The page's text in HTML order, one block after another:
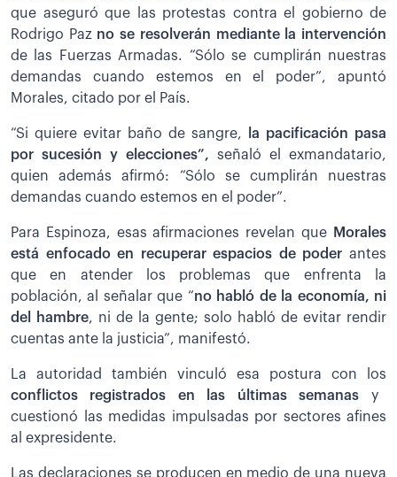
que aseguró que las protestas contra el gobierno de
Rodrigo Paz no se resolverán mediante la intervención
de las Fuerzas Armadas. “Sólo se cumplirán nuestras
demandas cuando estemos en el poder”, apuntó
Morales, citado por el País.
“Si quiere evitar baño de sangre, la pacificación pasa
por sucesión y elecciones”, señaló el exmandatario,
quien además afirmó: “Sólo se cumplirán nuestras
demandas cuando estemos en el poder”.
Para Espinoza, esas afirmaciones revelan que
Morales
está enfocado en recuperar espacios de poder antes
que en atender los problemas que enfrenta la
población, al señalar que “no habló de la economía, ni
del hambre, ni de la gente; solo habló de evitar rendir
cuentas ante la justicia”, manifestó.
La autoridad también vinculó esa postura con los
conflictos registrados en las últimas semanas y
cuestionó las medidas impulsadas por sectores afines
al expresidente.
Las declaraciones se producen en medio de una nueva